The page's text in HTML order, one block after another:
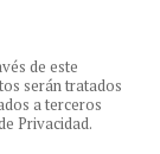
de este
serán tratados
a terceros
Privacidad.